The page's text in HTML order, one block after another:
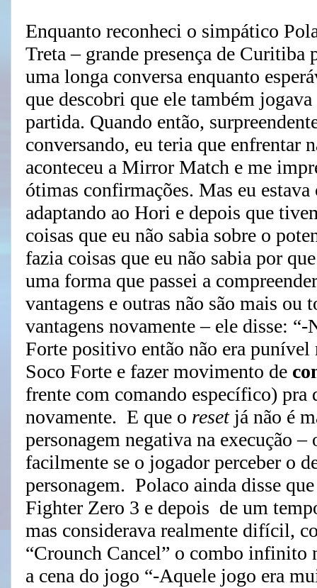
Enquanto reconheci o simpático
Treta – grande presença de
uma longa conversa enquanto
que descobri que ele também
partida. Quando então,
conversando, eu teria que enfrentar
aconteceu a Mirror Match e me
ótimas confirmações. Mas eu estava
adaptando ao Hori e depois que
coisas que eu não sabia sobre o
fazia coisas que eu não sabia por
uma forma que passei a
vantagens e outras não são mais ou
vantagens novamente – ele disse:
Forte positivo então não era punível
Soco Forte e fazer movimento de
frente com comando específico) pra
novamente. E que o reset já não é
personagem negativa na execução –
facilmente se o jogador perceber o
personagem. Polaco ainda disse
Fighter Zero 3 e depois de um
mas considerava realmente difícil,
“Crounch Cancel” o combo infinito
a cena do jogo “-Aquele jogo era